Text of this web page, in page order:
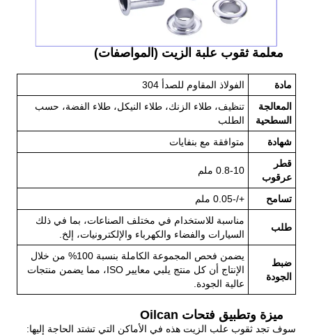
معلمة ثقوب علبة الزيت (المواصفات)
مادة
الفولاذ المقاوم للصدأ 304
المعالجة
السطحية
تنظيف، طلاء الزنك، طلاء النيكل، طلاء الفضة، حسب
الطلب
شهادة
متوافقة مع بنفايات
قطر
عرقوب
0.8-10 ملم
تسامح +/-0.05 ملم
طلب
مناسبة للاستخدام في مختلف الصناعات، بما في ذلك
السيارات والفضاء والكهرباء والإلكترونيات، إلخ.
ضبط
الجودة
يضمن فحص المجموعة الكاملة بنسبة 100% من خلال
الإنتاج أن كل منتج يلبي معايير ISO، مما يضمن منتجات
عالية الجودة.
ميزة وتطبيق فتحات Oilcan
سوف تجد ثقوب علب الزيت هذه في الأماكن التي تشتد الحاجة إليها: